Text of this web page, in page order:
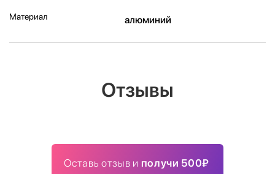
Материал алюминий
Отзывы
Оставь отзыв и получи 500₽